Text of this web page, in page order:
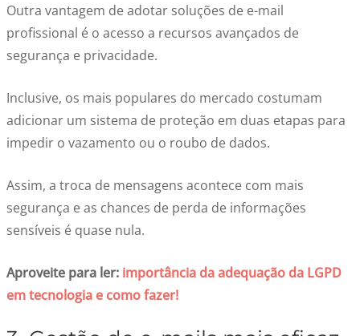
Outra vantagem de adotar soluções de e-mail
profissional é o acesso a recursos avançados de
segurança e privacidade.
Inclusive, os mais populares do mercado costumam
adicionar um sistema de proteção em duas etapas para
impedir o vazamento ou o roubo de dados.
Assim, a troca de mensagens acontece com mais
segurança e as chances de perda de informações
sensíveis é quase nula.
Aproveite para ler: importância da adequação da LGPD
em tecnologia e como fazer!